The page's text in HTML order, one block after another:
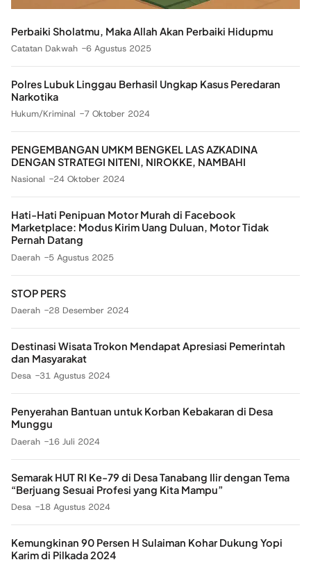
Perbaiki Sholatmu, Maka Allah Akan Perbaiki Hidupmu
Catatan Dakwah 6 Agustus 2025
Polres Lubuk Linggau Berhasil Ungkap Kasus Peredaran
Narkotika
Hukum/Kriminal 7 Oktober 2024
PENGEMBANGAN UMKM BENGKEL LAS AZKADINA
DENGAN STRATEGI NITENI, NIROKKE, NAMBAHI
Nasional 24 Oktober 2024
Hati-Hati Penipuan Motor Murah di Facebook
Marketplace: Modus Kirim Uang Duluan, Motor Tidak
Pernah Datang
Daerah 5 Agustus 2025
STOP PERS
Daerah 28 Desember 2024
Destinasi Wisata Trokon Mendapat Apresiasi Pemerintah
dan Masyarakat
Desa 31 Agustus 2024
Penyerahan Bantuan untuk Korban Kebakaran di Desa
Munggu
Daerah 16 Juli 2024
Semarak HUT RI Ke-79 di Desa Tanabang Ilir dengan Tema
“Berjuang Sesuai Profesi yang Kita Mampu”
Desa 18 Agustus 2024
Kemungkinan 90 Persen H Sulaiman Kohar Dukung Yopi
Karim di Pilkada 2024